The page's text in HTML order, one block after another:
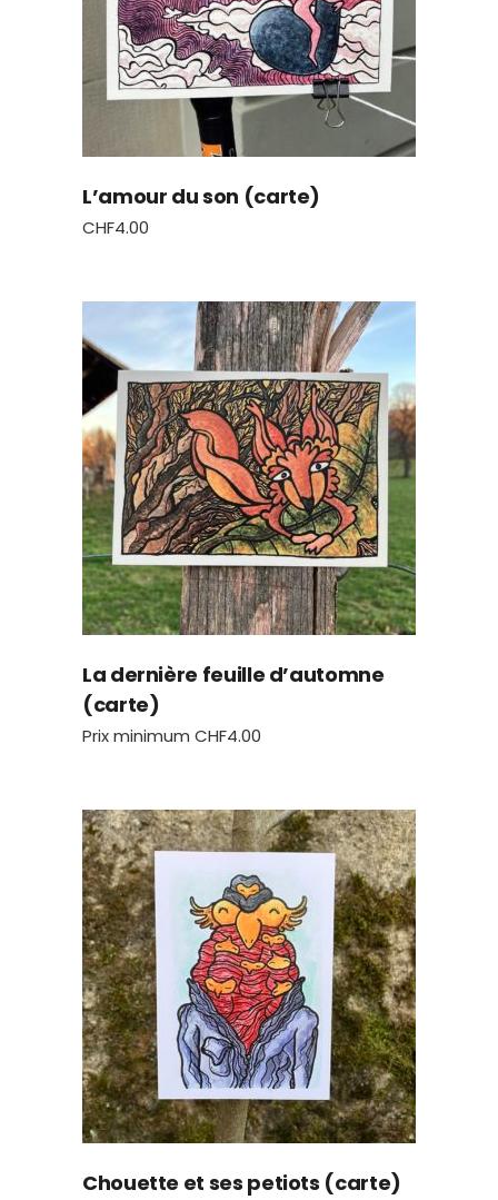
L’amour du son (carte)
CHF4.00
La dernière feuille d’automne
(carte)
Prix minimum CHF4.00
Chouette et ses petiots (carte)